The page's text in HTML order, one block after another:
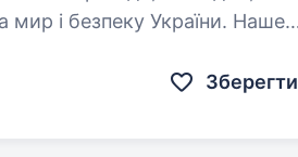
мир і безпеку України. Наше
Зберегти